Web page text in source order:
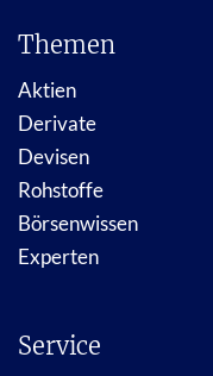
Themen
Aktien
Derivate
Devisen
Rohstoffe
Börsenwissen
Experten
Service